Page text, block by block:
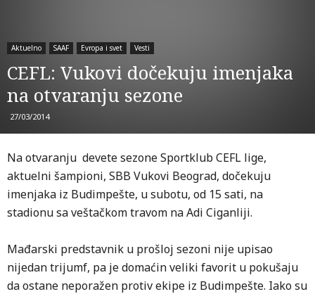
Aktuelno SAAF Evropa i svet Vesti
CEFL: Vukovi dočekuju imenjaka
na otvaranju sezone
27/03/2014
Na otvaranju devete sezone Sportklub CEFL lige,
aktuelni šampioni, SBB Vukovi Beograd, dočekuju
imenjaka iz Budimpešte, u subotu, od 15 sati, na
stadionu sa veštačkom travom na Adi Ciganliji.
Mađarski predstavnik u prošloj sezoni nije upisao
nijedan trijumf, pa je domaćin veliki favorit u pokušaju
da ostane neporažen protiv ekipe iz Budimpešte. Iako su